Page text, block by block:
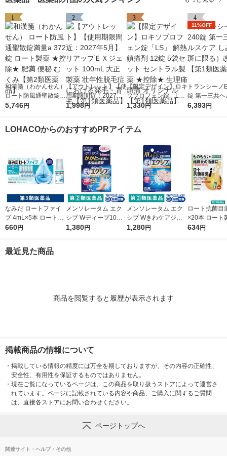
1
和漢箋（わかんせん）
ロート防風通聖散錠満
量a 372錠 ロート製薬
5,746円
2
【アウトレット】【使
用期限間近：2027年5
月】リアップＥＸジェ
発毛・育毛【第1類医
1,998円
3
【限定デザイン】ロキ
ソプロフェン錠「L
S」 解熱鎮痛剤 12錠
頭痛 オリジナル【第1
1,330円
4
11%OFF
トランシーノ
錠 第一三共ヘ
ア しみ（肝斑
6,393円
LOHACOからのおすすめPRアイテム
なみだ ロートファイ
ブ 4mL×5本 ロート製
薬 目薬 乾き目 疲れ目
660円
メンソレータム エク
シブ Wディープ10ク
リーム ロート製薬★
1,380円
メンソレータム エク
シブ Wきわケアジェ
ル 15g ロート製薬 ★
1,280円
ロート抗菌目
×20本 ロート
薬 ものもらい
634円
最近見た商品
商品を閲覧すると履歴が表示されます
掲載商品の情報について
・ 掲載している情報の精度には万全を期しておりますが、その内容の正確性、
安全性、有用性を保証するものではありません。
・ 現在ご覧になっているページは、この商品を取り扱うストアによって運営さ
れています。ページに記載されている内容や商品、ご購入に関するご質問
は、直接各ストアにお問い合わせください。
ページトップへ
関連サイト・ヘルプ・その他